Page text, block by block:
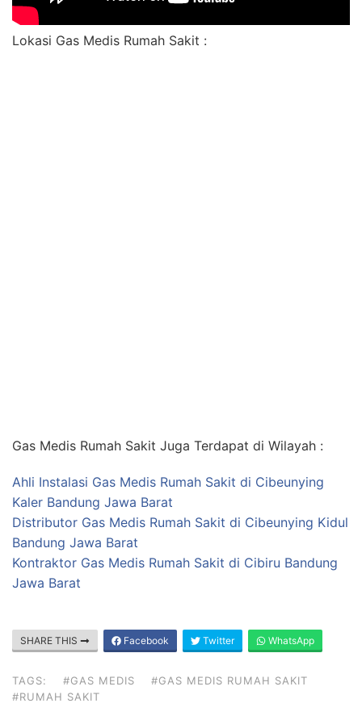
Lokasi Gas Medis Rumah Sakit :
Gas Medis Rumah Sakit Juga Terdapat di Wilayah :
Ahli Instalasi Gas Medis Rumah Sakit di Cibeunying
Kaler Bandung Jawa Barat
Distributor Gas Medis Rumah Sakit di Cibeunying Kidul
Bandung Jawa Barat
Kontraktor Gas Medis Rumah Sakit di Cibiru Bandung
Jawa Barat
SHARE THIS Facebook Twitter WhatsApp
TAGS: #GAS MEDIS
#GAS MEDIS RUMAH SAKIT
#RUMAH SAKIT